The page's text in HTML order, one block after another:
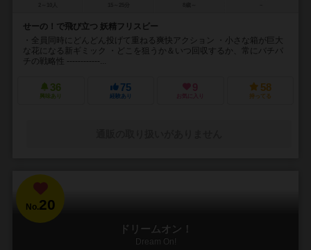
せーの！で飛び立つ 妖精フリスビー
・全員同時にどんどん投げて重ねる爽快アクション ・小さな箱が巨大
な花になる新ギミック ・どこを狙うか＆いつ回収するか、常にバチバ
チの戦略性 ------------...
36
興味あり
75
経験あり
9
お気に入り
58
持ってる
No.20
ドリームオン！
Dream On!